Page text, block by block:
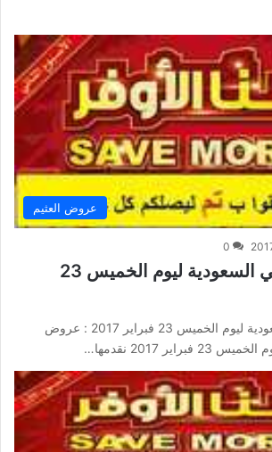
عروض العثيم
0
عروض العثيم في السعودية ليوم الخميس 23
عروض العثيم في السعودية ليوم الخميس 23 فبراير 2017 : عروض
2017 نقدمها…